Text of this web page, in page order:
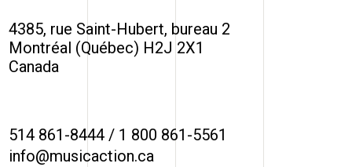
4385, rue Saint-Hubert, bureau 2
Montréal (Québec) H2J 2X1
Canada
514 861-8444 / 1 800 861-5561
info@musicaction.ca